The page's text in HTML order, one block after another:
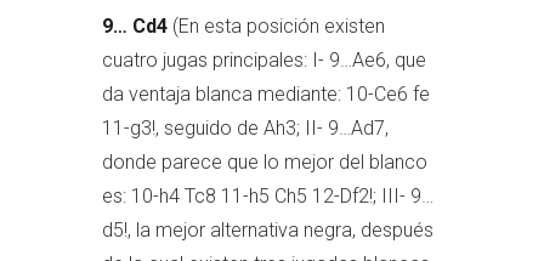
9… Cd4 (En esta posición existen
cuatro jugas principales: I- 9…Ae6, que
da ventaja blanca mediante: 10-Ce6 fe
11-g3!, seguido de Ah3; II- 9…Ad7,
donde parece que lo mejor del blanco
es: 10-h4 Tc8 11-h5 Ch5 12-Df2!; III- 9…
d5!, la mejor alternativa negra, después